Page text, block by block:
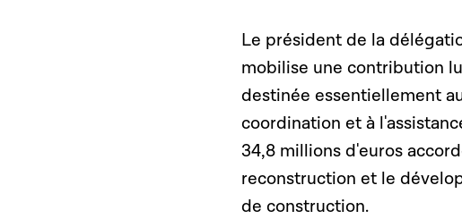
Le président de la
mobilise une contribution
destinée essentiellement
coordination et à
34,8 millions d'euros
reconstruction et le
de construction.